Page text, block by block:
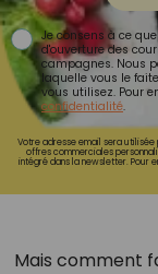
Je consens à ce
d'ouverture des
campagnes. Nous
laquelle vous le
vous utilisez. Pour
confidentialité.
Votre adresse email sera utilisée
offres commerciales
intégré dans la newsletter. Pour
Mais comment